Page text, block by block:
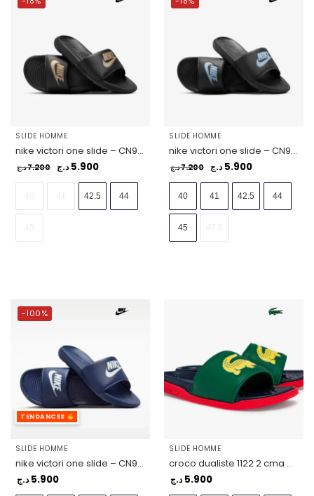
SLIDE HOMME
nike victori one slide – CN9675-006
7.200د.ج 5.900 د.ج
42.5 44
SLIDE HOMME
nike victori one slide – CN9675-017
7.200د.ج 5.900 د.ج
40 41 42.5 44
45
-100%
TENDANCES
SLIDE HOMME
nike victori one slide – CN9675-401
5.900 د.ج
SLIDE HOMME
croco dualiste 1122 2 cma blu/y – 43CMA0021-2S1
5.900 د.ج